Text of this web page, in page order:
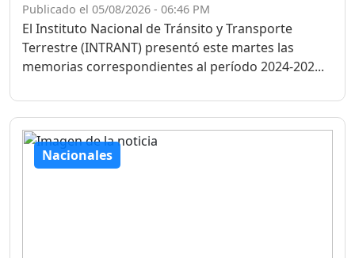
Publicado el 05/08/2026 - 06:46 PM
El Instituto Nacional de Tránsito y Transporte
Terrestre (INTRANT) presentó este martes las
memorias correspondientes al período 2024-202...
Nacionales